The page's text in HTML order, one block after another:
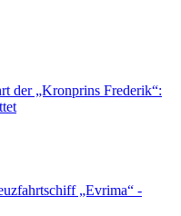
der „Kronprins Frederik“:
„Evrima“ -